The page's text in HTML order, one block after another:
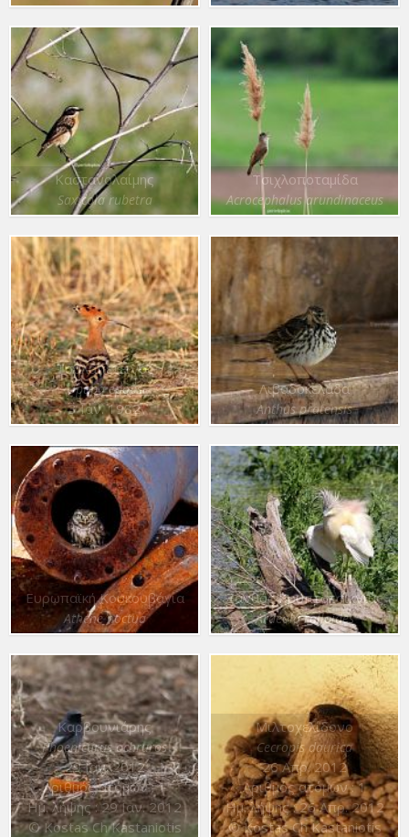
Καστανολαίμης
Saxicola rubetra
Τσιχλοποταμίδα
Acrocephalus arundinaceus
Τσαλαπετεινός
Upupa epops
3 Ιαν. 1982
Λιβαδοκελάδα
Anthus pratensis
Ευρωπαϊκή Κουκουβάγια
Athene noctua
Ξανθός Κρυπτοτσικνιάς
Ardeola ralloides
Καρβουνιάρης
Phoenicurus ochruros
29 Ιαν. 2012
Αριθμός ατόμων : 1
Ημ. λήψης : 29 Ιαν. 2012
© Kostas Ch Kastaniotis
Μιλτοχελίδονο
Cecropis daurica
26 Απρ. 2012
Αριθμός ατόμων : 1
Ημ. λήψης : 26 Απρ. 2012
© Kostas Ch Kastaniotis